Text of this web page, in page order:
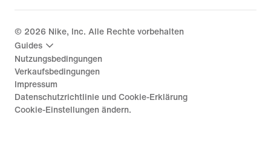
© 2026 Nike, Inc. Alle Rechte vorbehalten
Guides
Nutzungsbedingungen
Verkaufsbedingungen
Impressum
Datenschutzrichtlinie und Cookie-Erklärung
Cookie-Einstellungen ändern.